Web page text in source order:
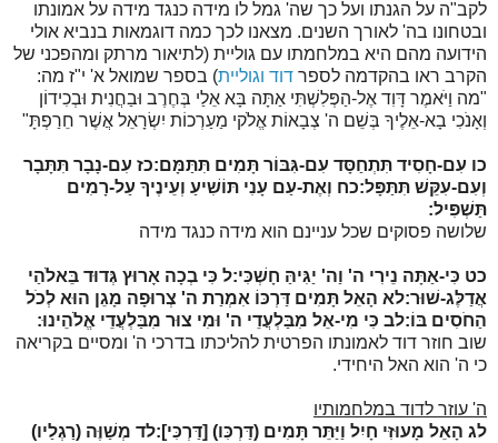
לקב"ה על הגנתו ועל כך שה' גמל לו מידה כנגד מידה על אמונתו
ובטחונו בה' לאורך השנים. מצאנו לכך כמה דוגמאות בנביא אולי
הידועה מהם היא במלחמתו עם גוליית (לתיאור מרתק ומהפכני של
הקרב ראו בהקדמה לספר דוד וגוליית) בספר שמואל א' י"ז מה:
"מה וַיֹּאמֶר דָּוִד אֶל-הַפְּלִשְׁתִּי אַתָּה בָּא אֵלַי בְּחֶרֶב וּבַחֲנִית וּבְכִידוֹן
וְאָנֹכִי בָא-אֵלֶיךָ בְּשֵׁם ה' צְבָאוֹת אֱלֹקי מַעַרְכוֹת יִשְׂרָאֵל אֲשֶׁר חֵרַפְתָּ"
כו עִם-חָסִיד תִּתְחַסָּד עִם-גִּבּוֹר תָּמִים תִּתַּמָּם:כז עִם-נָבָר תִּתָּבָר
וְעִם-עִקֵּשׁ תִּתַּפָּל:כח וְאֶת-עַם עָנִי תּוֹשִׁיעַ וְעֵינֶיךָ עַל-רָמִים
תַּשְׁפִּיל:
שלושה פסוקים שכל עניינם הוא מידה כנגד מידה
כט כִּי-אַתָּה נֵירִי ה' וַה' יַגִּיהַּ חָשְׁכִּי:ל כִּי בְכָה אָרוּץ גְּדוּד בֵּאלֹהַי
אֲדַלֶּג-שׁוּר:לא הָאֵל תָּמִים דַּרְכּוֹ אִמְרַת ה' צְרוּפָה מָגֵן הוּא לְכֹל
הַחֹסִים בּוֹ:לב כִּי מִי-אֵל מִבַּלְעֲדֵי ה' וּמִי צוּר מִבַּלְעֲדֵי אֱלֹהֵינוּ:
שוב חוזר דוד לאמונתו הפרטית להליכתו בדרכי ה' ומסיים בקריאה
כי ה' הוא האל היחידי.
ה' עוזר לדוד במלחמותיו
לג הָאֵל מָעוּזִּי חָיִל וַיַּתֵּר תָּמִים (דַּרְכִּו) [דַּרְכִּי]:לד מְשַׁוֶּה (רַגְלַיו)